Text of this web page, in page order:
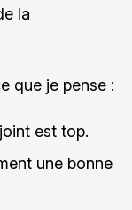
la
que je pense :
est top.
une bonne